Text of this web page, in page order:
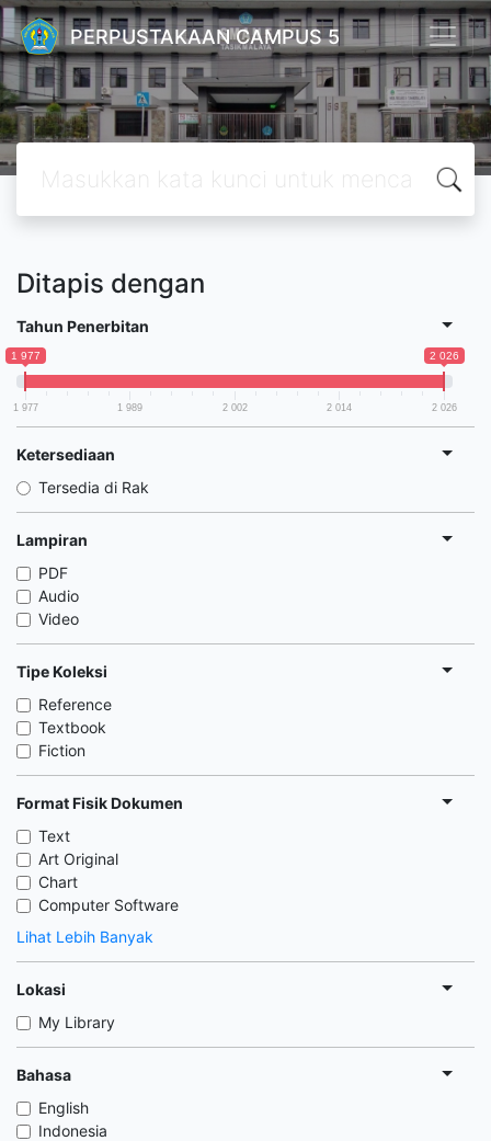
PERPUSTAKAAN CAMPUS 5
Ditapis dengan
Tahun Penerbitan
1 977 2 026
1 977 1 989 2 002 2 014 2 026
Ketersediaan
Tersedia di Rak
Lampiran
PDF
Audio
Video
Tipe Koleksi
Reference
Textbook
Fiction
Format Fisik Dokumen
Text
Art Original
Chart
Computer Software
Lihat Lebih Banyak
Lokasi
My Library
Bahasa
English
Indonesia